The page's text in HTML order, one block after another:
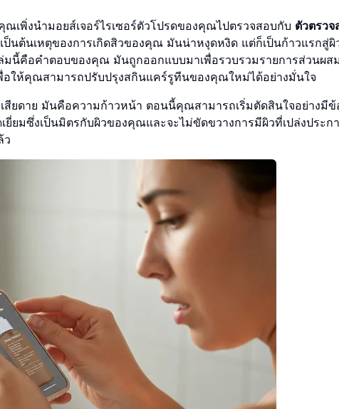
เพิ่งนำมอยส์เจอร์ไรเซอร์ตัวโปรดของคุณไปตรวจสอบกับ ตัวตรว
ป็นต้นเหตุของการเกิดสิวของคุณ มันน่าหงุดหงิด แต่ก็เป็นก้าวแรกสู่ผิ
มนี้คือคำตอบของคุณ มันถูกออกแบบมาเพื่อรวบรวมรายการส่วนผส
ให้คุณสามารถปรับปรุงสกินแคร์รูทีนของคุณใหม่ได้อย่างมั่นใจ
ยดาย มันคือความก้าวหน้า ตอนนี้คุณสามารถเริ่มตัดสินใจอย่างมี
ยมซึ่งเป็นมิตรกับผิวของคุณและจะไม่ขัดขวางการมีผิวที่เปล่งประก
ว